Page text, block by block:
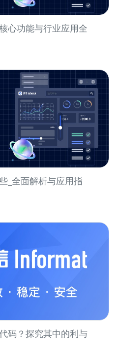
心功能与行业应用全
_全面解析与应用指
码？探究其中的利与